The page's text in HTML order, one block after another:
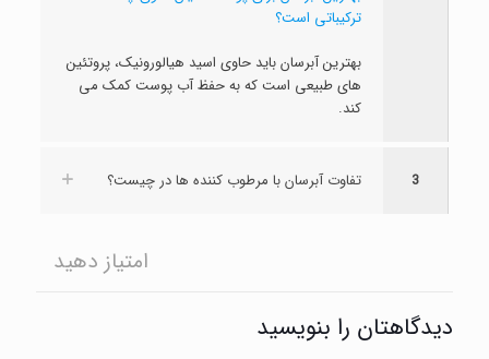
ترکیباتی است؟
بهترین آبرسان باید حاوی اسید هیالورونیک، پروتئین
های طبیعی است که به حفظ آب پوست کمک می
کند.
3 تفاوت آبرسان با مرطوب کننده ها در چیست؟
امتیاز دهید
دیدگاهتان را بنویسید